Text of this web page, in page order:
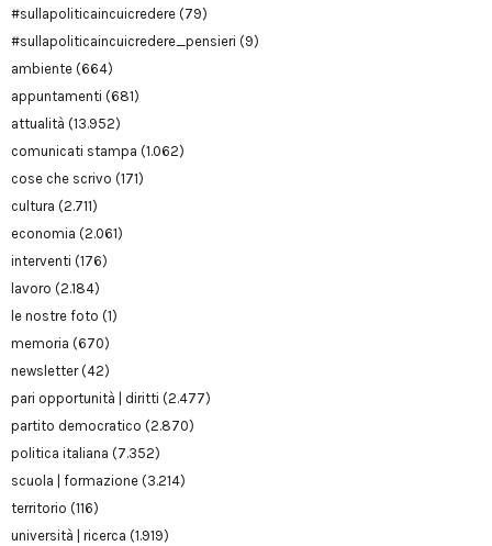
#sullapoliticaincuicredere (79)
#sullapoliticaincuicredere_pensieri (9)
ambiente (664)
appuntamenti (681)
attualità (13.952)
comunicati stampa (1.062)
cose che scrivo (171)
cultura (2.711)
economia (2.061)
interventi (176)
lavoro (2.184)
le nostre foto (1)
memoria (670)
newsletter(42)
pari opportunità | diritti (2.477)
partito democratico (2.870)
politica italiana (7.352)
scuola | formazione (3.214)
territorio (116)
università | ricerca (1.919)